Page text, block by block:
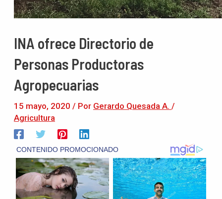
INA ofrece Directorio de
Personas Productoras
Agropecuarias
15 mayo, 2020 / Por Gerardo Quesada A. /
Agricultura